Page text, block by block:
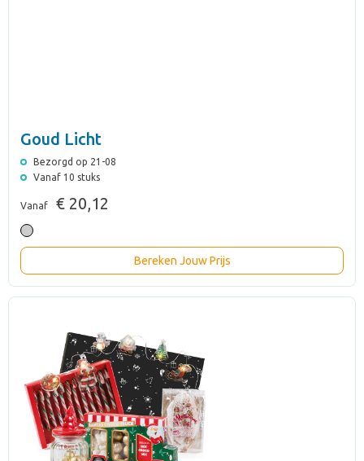
Goud Licht
Bezorgd op 21-08
Vanaf 10 stuks
Vanaf € 20,12
Bereken Jouw Prijs